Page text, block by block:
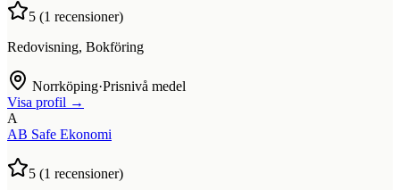
5 (1 recensioner)
Redovisning, Bokföring
Norrköping·Prisnivå medel
Visa profil →
A
AB Safe Ekonomi
5 (1 recensioner)